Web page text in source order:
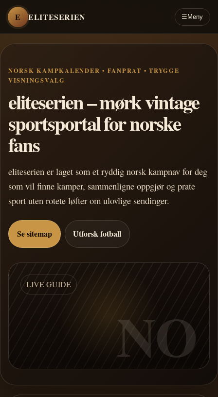
E ELITESERIEN ☰ Meny
NORSK KAMPKALENDER • FANPRAT • TRYGGE
VISNINGSVALG
eliteserien – mørk vintage
sportsportal for norske
fans
eliteserien er laget som et ryddig norsk kampnav for deg
som vil finne kamper, sammenligne oppgjør og prate
sport uten rotete løfter om ulovlige sendinger.
Se sitemap Utforsk fotball
LIVE GUIDE
NO